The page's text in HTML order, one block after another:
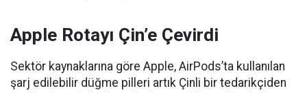
Apple Rotayı Çin’e Çevirdi
Sektör kaynaklarına göre Apple, AirPods’ta kullanılan
şarj edilebilir düğme pilleri artık Çinli bir tedarikçiden